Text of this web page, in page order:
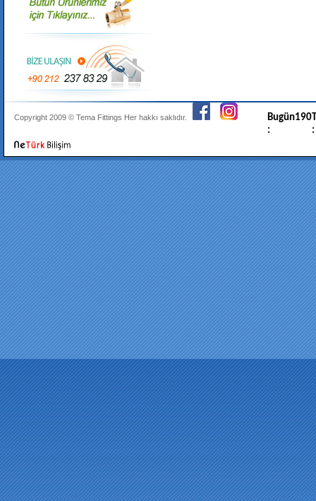
Copyright 2009 © Tema Fittings Her hakkı saklıdır.
Bugün
:
190
: